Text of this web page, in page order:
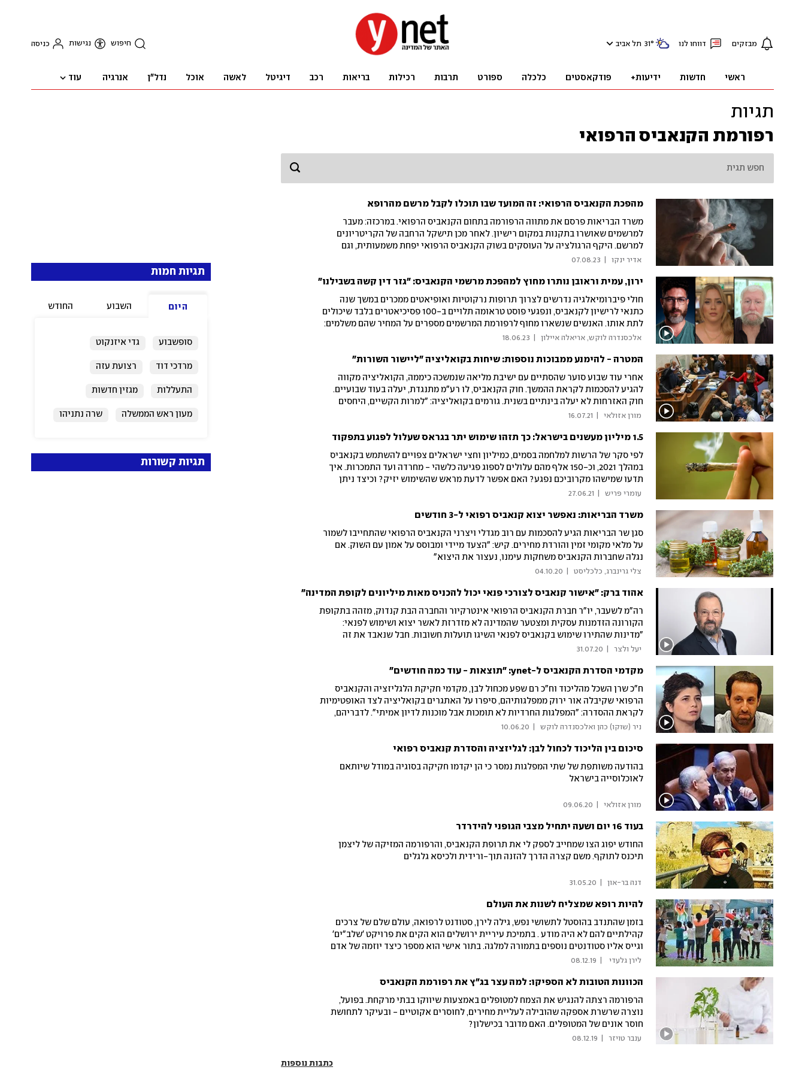
מבזקים דווחו לנו 31° תל אביב חיפוש נגישות כניסה
ראשי חדשות ידיעות+ פודקאסטים כלכלה ספורט תרבות רכילות בריאות רכב דיגיטל לאשה אוכל נדל"ן אנרגיה עוד
תגיות
רפורמת הקנאביס הרפואי
מהפכת הקנאביס הרפואי: זה המועד שבו תוכלו לקבל מרשם מהרופא
משרד הבריאות פרסם את מתווה הרפורמה בתחום הקנאביס הרפואי. במרכזה: מעבר
למרשמים שאושרו בתקנות במקום רישיון. לאחר מכן תישקל הרחבה של הקריטריונים
למרשם. היקף הרגולציה על העוסקים בשוק הקנאביס הרפואי יפחת משמעותית, וגם
המחיר צפוי לרדת. שר הבריאות, משה ארבל: "צעד שמשלב רגישות חברתית לצד הגנה על
אדיר ינקו 07.08.23
ירון, עמית וראובן נותרו מחוץ למהפכת מרשמי הקנאביס: "גזר דין קשה בשבילנו"
חולי פיברומיאלגיה נדרשים לצרוך תרופות נרקוטיות ואופיאטים ממכרים במשך שנה
כתנאי לרישיון לקנאביס, ונפגעי פוסט טראומה תלויים ב-100 פסיכיאטרים בלבד שיכולים
לתת אותו. האנשים שנשארו מחוף לרפורמת המרשמים מספרים על המחיר שהם משלמים:
"הרבה פוסט טראומטיים נמנעים מקנאביס בגלל התהליך הקשה"
אלכסנדרה לוקש, אריאלה איילון 18.06.23
המטרה - להימנע ממבוכות נוספות: שיחות בקואליציה "ליישור השורות"
אחרי עוד שבוע סוער שהסתיים עם ישיבת מליאה שנמשכה כיממה, הקואליציה מקווה
להגיע להסכמות לקראת ההמשך. חוק הקנאביס, לו רע"מ מתנגדת, יעלה בעוד שבועיים.
חוק האזרחות לא יעלה בינתיים בשנית. גורמים בקואליציה: "למרות הקשיים, היחסים
טובים מאוד". האופוזיציה נערכת להמשך הקרבות
מורן אזולאי 16.07.21
1.5 מיליון מעשנים בישראל: כך תזהו שימוש יתר בגראס שעלול לפגוע בתפקוד
לפי סקר של הרשות למלחמה בסמים, כמיליון וחצי ישראלים צפויים להשתמש בקנאביס
במהלך 2021, וכ-150 אלף מהם עלולים לספוג פגיעה כלשהי - מחרדה ועד התמכרות. איך
תדעו שמישהו מקרוביכם נפגע? האם אפשר לדעת מראש שהשימוש יזיק? וכיצד ניתן
לטפל בבעיה? כל מה ששרי הבריאות והרווחה צריכים לדעת לקראת הרפורמה הצפויה
עומרי פריש 27.06.21
משרד הבריאות: נאפשר יצוא קנאביס רפואי ל-3 חודשים
סגן שר הבריאות הגיע להסכמות עם רוב מגדלי ויצרני הקנאביס הרפואי שהתחייבו לשמור
על מלאי מקומי זמין והורדת מחירים. קיש: "הצעד מיידי ומבוסס על אמון עם השוק. אם
נגלה שחברות הקנאביס משחקות עימנו, נעצור את היצוא"
צלי גרינברג, כלכליסט 04.10.20
אהוד ברק: "אישור קנאביס לצורכי פנאי יכול להכניס מאות מיליונים לקופת המדינה"
רה"מ לשעבר, יו"ר חברת הקנאביס הרפואי אינטרקיור והחברה הבת קנדוק, מזהה בתקופת
הקורונה הזדמנות עסקית ומצטער שהמדינה לא מזדרזת לאשר יצוא ושימוש לפנאי:
"מדינות שהתירו שימוש בקנאביס לפנאי השיגו תועלות חשובות. חבל שנאבד את זה
למתחרים בעולם בגלל רגולציה"
יעל ולצר 31.07.20
מקדמי הסדרת הקנאביס ל-ynet: "תוצאות - עוד כמה חודשים"
ח"כ שרן השכל מהליכוד וח"כ רם שפע מכחול לבן, מקדמי חקיקת הלגליזציה והקנאביס
הרפואי שקיבלה אור ירוק ממפלגותיהם, סיפרו על האתגרים בקואליציה לצד האופטימיות
לקראת ההסדרה: "המפלגות החרדיות לא תומכות אבל מוכנות לדיון אמיתי". לדבריהם,
המתווה יפורסם בימים הקרובים
ניר (שוקו) כהן ואלכסנדרה לוקש 10.06.20
סיכום בין הליכוד לכחול לבן: לגליזציה והסדרת קנאביס רפואי
בהודעה משותפת של שתי המפלגות נמסר כי הן יקדמו חקיקה בסוגיה במודל שיותאם
לאוכלוסייה בישראל
מורן אזולאי 09.06.20
בעוד 16 יום ושעה יתחיל מצבי הגופני להידרדר
החודש יפוג הצו שמחייב לספק לי את תרופת הקנאביס, והרפורמה המזיקה של ליצמן
תיכנס לתוקף. משם קצרה הדרך להזנה תוך-ורידית ולכיסא גלגלים
דנה בר-און 31.05.20
להיות רופא שמצליח לשנות את העולם
בזמן שהתנדב בהוסטל לתשושי נפש, גילה לירן, סטודנט לרפואה, עולם שלם של צרכים
קהילתיים להם לא היה מודע . בתמיכת עיריית ירושלים הוא הקים את פרויקט 'שלב"ים'
וגייס אליו סטודנטים נוספים בתמורה למלגה. בתור אישי הוא מספר כיצד יוזמה של אדם
אחד יכולה להשפיע על המון
לירן גלעדי 08.12.19
הכוונות הטובות לא הספיקו: למה עצר בג"ץ את רפורמת הקנאביס
הרפורמה רצתה להנגיש את הצמח למטופלים באמצעות שיווקו בבתי מרקחת. בפועל,
נוצרה שרשרת אספקה שהובילה לעליית מחירים, לחוסרים אקוטיים - ובעיקר לתחושת
חוסר אונים של המטופלים. האם מדובר בכישלון?
ענבר טויזר 08.12.19
כתבות נוספות
תגיות חמות
היום השבוע החודש
סופשבוע גדי איזנקוט
מרדכי דוד רצועת עזה
התעללות מגזין חדשות
מעון ראש הממשלה שרה נתניהו
תגיות קשורות